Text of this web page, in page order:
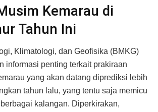
Kemarau di
Tahun Ini
Klimatologi, dan Geofisika (BMKG)
informasi penting terkait prakiraan
yang akan datang diprediksi lebih
tahun lalu, yang tentu saja memicu
kalangan. Diperkirakan,